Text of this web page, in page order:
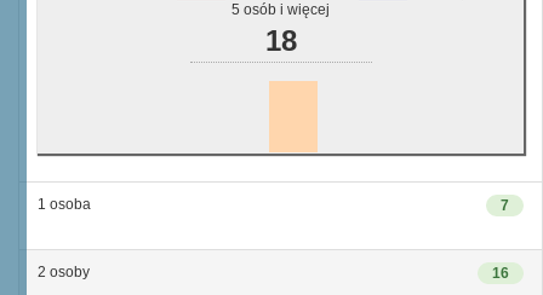
5 osób i więcej
18
7
1 osoba
16
2 osoby